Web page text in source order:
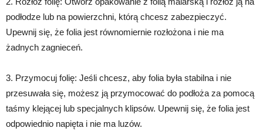
podłodze lub na powierzchni, którą chcesz zabezpieczyć.
Upewnij się, że folia jest równomiernie rozłożona i nie ma
żadnych zagnieceń.
3. Przymocuj folię: Jeśli chcesz, aby folia była stabilna i nie
przesuwała się, możesz ją przymocować do podłoża za pomocą
taśmy klejącej lub specjalnych klipsów. Upewnij się, że folia jest
odpowiednio napięta i nie ma luzów.